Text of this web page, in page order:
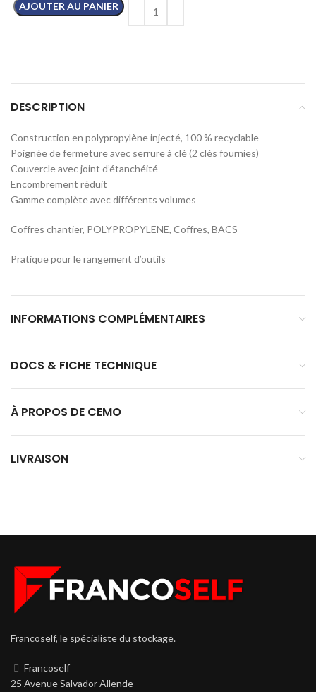
AJOUTER AU PANIER
DESCRIPTION
Construction en polypropylène injecté, 100 % recyclable
Poignée de fermeture avec serrure à clé (2 clés fournies)
Couvercle avec joint d’étanchéité
Encombrement réduit
Gamme complète avec différents volumes
Coffres chantier, POLYPROPYLENE, Coffres, BACS
Pratique pour le rangement d’outils
INFORMATIONS COMPLÉMENTAIRES
DOCS & FICHE TECHNIQUE
À PROPOS DE CEMO
LIVRAISON
Francoself, le spécialiste du stockage.
Francoself
25 Avenue Salvador Allende